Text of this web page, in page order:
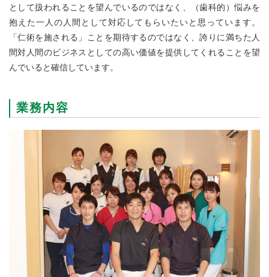
として扱われることを望んでいるのではなく、（歯科的）悩みを
抱えた一人の人間として対応してもらいたいと思っています。
「仁術を施される」ことを期待するのではなく、誇りに満ちた人
間対人間のビジネスとしての高い価値を提供してくれることを望
んでいると確信しています。
業務内容